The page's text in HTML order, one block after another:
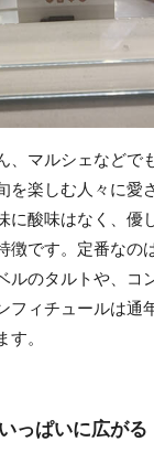
、マルシェなどで
を楽しむ人々に愛
に酸味はなく、優
徴です。定番なの
ルのタルトや、コ
フィチュールは通
。
っぱいに広が